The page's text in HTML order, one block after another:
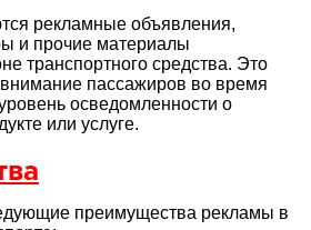
рекламные объявления,
и прочие материалы
транспортного средства. Это
внимание пассажиров во время
осведомленности о
или услуге.
преимущества рекламы в